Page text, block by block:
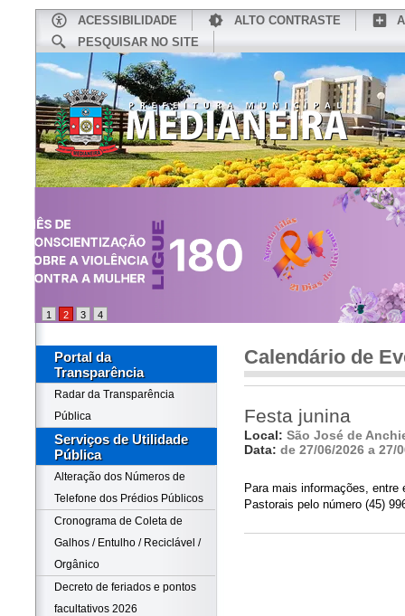
ACESSIBILIDADE ALTO CONTRASTE
PESQUISAR NO SITE
CONHEÇA MEDIANEIRA
1 2 3 4
Portal da
Transparência
Radar da Transparência
Pública
Serviços de Utilidade
Pública
Alteração dos Números de
Telefone dos Prédios Públicos
Cronograma de Coleta de
Galhos / Entulho / Reciclável /
Orgânico
Decreto de feriados e pontos
facultativos 2026
Calendário de
Festa junina
Local: São José de
Data: de 27/06/2026 a 27/
Para mais informações,
Pastorais pelo número (45)